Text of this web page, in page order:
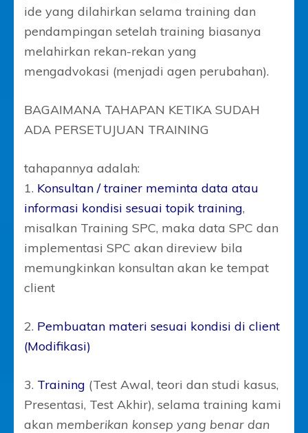
ide yang dilahirkan selama training dan
pendampingan setelah training biasanya
melahirkan rekan-rekan yang
mengadvokasi (menjadi agen perubahan).
BAGAIMANA TAHAPAN KETIKA SUDAH
ADA PERSETUJUAN TRAINING
tahapannya adalah:
1. Konsultan / trainer meminta data atau
informasi kondisi sesuai topik training,
misalkan Training SPC, maka data SPC dan
implementasi SPC akan direview bila
memungkinkan konsultan akan ke tempat
client
2. Pembuatan materi sesuai kondisi di client
(Modifikasi)
3. Training (Test Awal, teori dan studi kasus,
Presentasi, Test Akhir), selama training kami
akan memberikan konsep yang benar dan